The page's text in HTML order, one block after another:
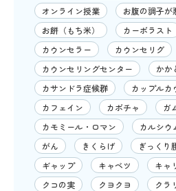
オンライン授業
お腹の調子が
お餅（もち米）
カーボラスト
カウンセラー
カウンセリグ
カウンセリングセンター
かか
カサンドラ症候群
カップルカ
カフェイン
カボチャ ガ
カモミール・ロマン
カルシウ
がん
きくらげ ぎっくり
ギャップ
キャベツ
キャ
クコの実
クヨクヨ クラ